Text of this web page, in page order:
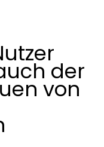
der
von